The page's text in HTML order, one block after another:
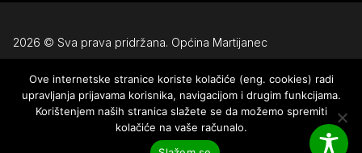
2026 © Sva prava pridržana. Općina Martijanec
Uvjeti korištenja
Pravila privatnosti
Izjava o pristupačnosti
Ove internetske stranice koriste kolačiće (eng. cookies) radi
upravljanja prijavama korisnika, navigacijom i drugim funkcijama.
Korištenjem naših stranica slažete se da možemo spremiti
kolačiće na vaše računalo.